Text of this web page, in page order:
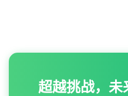
超越挑战，未